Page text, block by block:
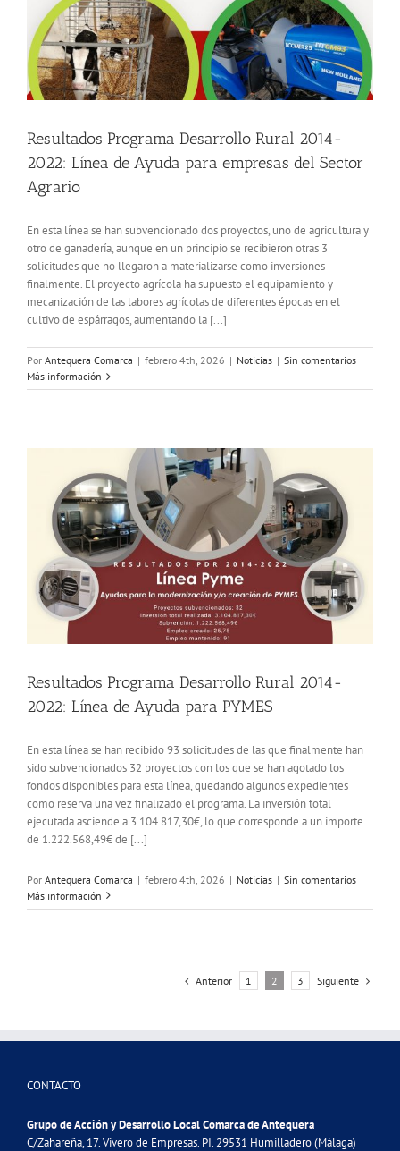
Resultados Programa Desarrollo Rural 2014-
2022: Línea de Ayuda para empresas del Sector
Agrario
En esta línea se han subvencionado dos proyectos, uno de agricultura y
otro de ganadería, aunque en un principio se recibieron otras 3
solicitudes que no llegaron a materializarse como inversiones
finalmente. El proyecto agrícola ha supuesto el equipamiento y
mecanización de las labores agrícolas de diferentes épocas en el
cultivo de espárragos, aumentando la [...]
Por Antequera Comarca | febrero 4th, 2026 | Noticias | Sin comentarios
Más información
Resultados Programa Desarrollo Rural 2014-
2022: Línea de Ayuda para PYMES
En esta línea se han recibido 93 solicitudes de las que finalmente han
sido subvencionados 32 proyectos con los que se han agotado los
fondos disponibles para esta línea, quedando algunos expedientes
como reserva una vez finalizado el programa. La inversión total
ejecutada asciende a 3.104.817,30€, lo que corresponde a un importe
de 1.222.568,49€ de [...]
Por Antequera Comarca | febrero 4th, 2026 | Noticias | Sin comentarios
Más información
Anterior 1 2 3 Siguiente
CONTACTO
Grupo de Acción y Desarrollo Local Comarca de Antequera
C/Zahareña, 17. Vivero de Empresas. PI. 29531 Humilladero (Málaga)